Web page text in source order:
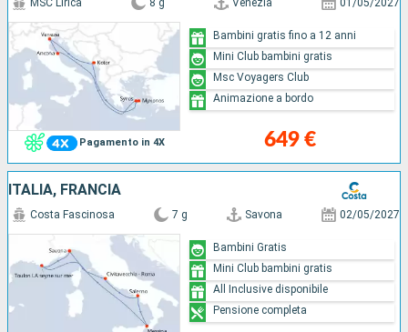
Pagamento in 4X
MSC Lirica 8 g Venezia 01/05/2027
649 €
Bambini gratis fino a 12 anni
Mini Club bambini gratis
Msc Voyagers Club
Animazione a bordo
ITALIA, FRANCIA
Costa Fascinosa 7 g Savona 02/05/2027
Bambini Gratis
Mini Club bambini gratis
All Inclusive disponibile
Pensione completa